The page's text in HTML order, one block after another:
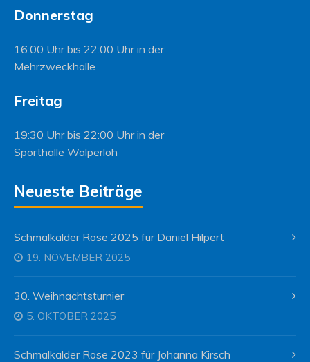
Donnerstag
16:00 Uhr bis 22:00 Uhr in der
Mehrzweckhalle
Freitag
19:30 Uhr bis 22:00 Uhr in der
Sporthalle Walperloh
Neueste Beiträge
Schmalkalder Rose 2025 für Daniel Hilpert
19. NOVEMBER 2025
30. Weihnachtsturnier
5. OKTOBER 2025
Schmalkalder Rose 2023 für Johanna Kirsch